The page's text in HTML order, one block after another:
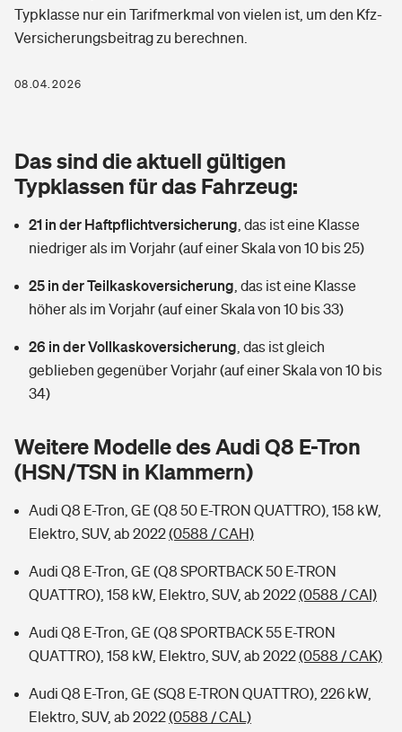
Berufshaftpflichtversicherung
Rentenrechner: Wie viel Geld bekomme ich im Alter?
Wer versichert was: Jetzt Versicherer finden
Photovoltaik
Wärmepumpen versichern
Vermieterrrechtsschutz
Mietkautionsversicherung
Zur Übersicht
Tools
Hochwasser-Check: Wie gefährdet ist Ihr Haus?
Wer versichert was: Jetzt Versicherer finden
Sie haben Fragen?
Rechts­schutz­ver­si­che­rung
Kinderunfall­ver­si­che­rung
Reiseversicherung
Pferdehalter-Haftpflicht
Handyversicherung
Private Cyberversicherung
Musikinstrumentenversicherung
Zur Übersicht
Tools
Kinderunfall-Check: Mehr Sicherheit für deine Kids
Typklassen: So ist Ihr Auto eingestuft
Private Krankenversicherung
Tierkrankenversicherung
Zur Übersicht
Tools
Wer versichert was: Jetzt Versicherer finden
Sie haben Fragen?
Rentenrechner: Wie viel Geld bekomme ich im Alter?
Typklasse nur ein Tarifmerkmal von vielen ist, um den Kfz-
Versicherungsbeitrag zu berechnen.
08.04.2026
Das sind die aktuell gültigen
Typklassen für das Fahrzeug:
21 in der Haftpflichtversicherung das ist eine Klasse
niedriger als im Vorjahr (auf einer Skala von 10 bis 25)
25 in der Teilkaskoversicherung das ist eine Klasse
höher als im Vorjahr (auf einer Skala von 10 bis 33)
26 in der Vollkaskoversicherung das ist gleich
geblieben gegenüber Vorjahr (auf einer Skala von 10 bis
34)
Weitere Modelle des Audi Q8 E-Tron
(HSN/TSN in Klammern)
Audi Q8 E-Tron, GE (Q8 50 E-TRON QUATTRO), 158 kW,
Elektro, SUV, ab 2022(0588 / CAH)
Audi Q8 E-Tron, GE (Q8 SPORTBACK 50 E-TRON
QUATTRO), 158 kW, Elektro, SUV, ab 2022(0588 / CAI)
Audi Q8 E-Tron, GE (Q8 SPORTBACK 55 E-TRON
QUATTRO), 158 kW, Elektro, SUV, ab 2022(0588 / CAK)
Audi Q8 E-Tron, GE (SQ8 E-TRON QUATTRO), 226 kW,
Elektro, SUV, ab 2022(0588 / CAL)